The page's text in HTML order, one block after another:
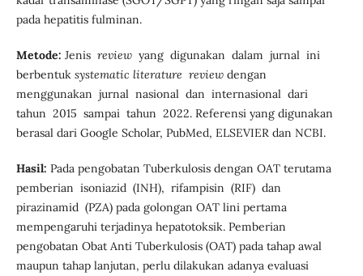
pada hepatitis fulminan.
Metode: Jenis reviewyang digunakan dalam jurnal ini
berbentuk systematic literature reviewdengan
menggunakan jurnal nasional dan internasional dari
tahun 2015 sampai tahun 2022. Referensi yang digunakan
berasal dari Google Scholar, PubMed, ELSEVIER dan NCBI.
Hasil: Pada pengobatan Tuberkulosis dengan OAT terutama
pemberian isoniazid (INH), rifampisin (RIF) dan
pirazinamid (PZA) pada golongan OAT lini pertama
mempengaruhi terjadinya hepatotoksik. Pemberian
pengobatan Obat Anti Tuberkulosis (OAT) pada tahap awal
maupun tahap lanjutan, perlu dilakukan adanya evaluasi